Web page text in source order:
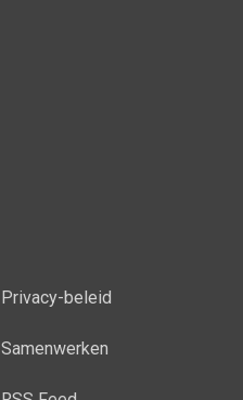
Privacy-beleid
Samenwerken